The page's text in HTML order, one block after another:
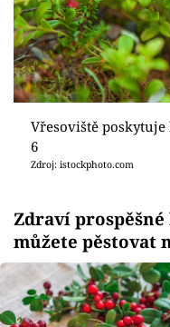
Vřesoviště
6
Zdroj: istockphoto.com
Zdraví
můžete pěstovat